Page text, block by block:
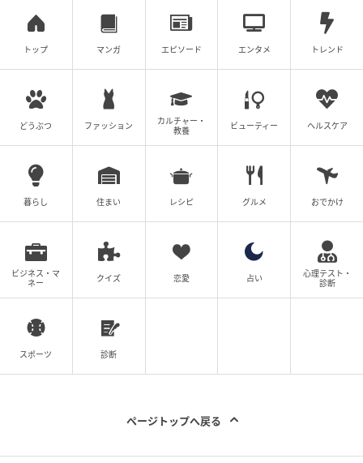
トップ マンガ エピソード エンタメ トレンド
どうぶつ ファッション
カルチャー・
教養
ビューティー ヘルスケア
暮らし 住まい レシピ グルメ おでかけ
ビジネス・マ
ネー
クイズ 恋愛 占い
心理テスト・
診断
スポーツ 診断
ページトップへ戻る